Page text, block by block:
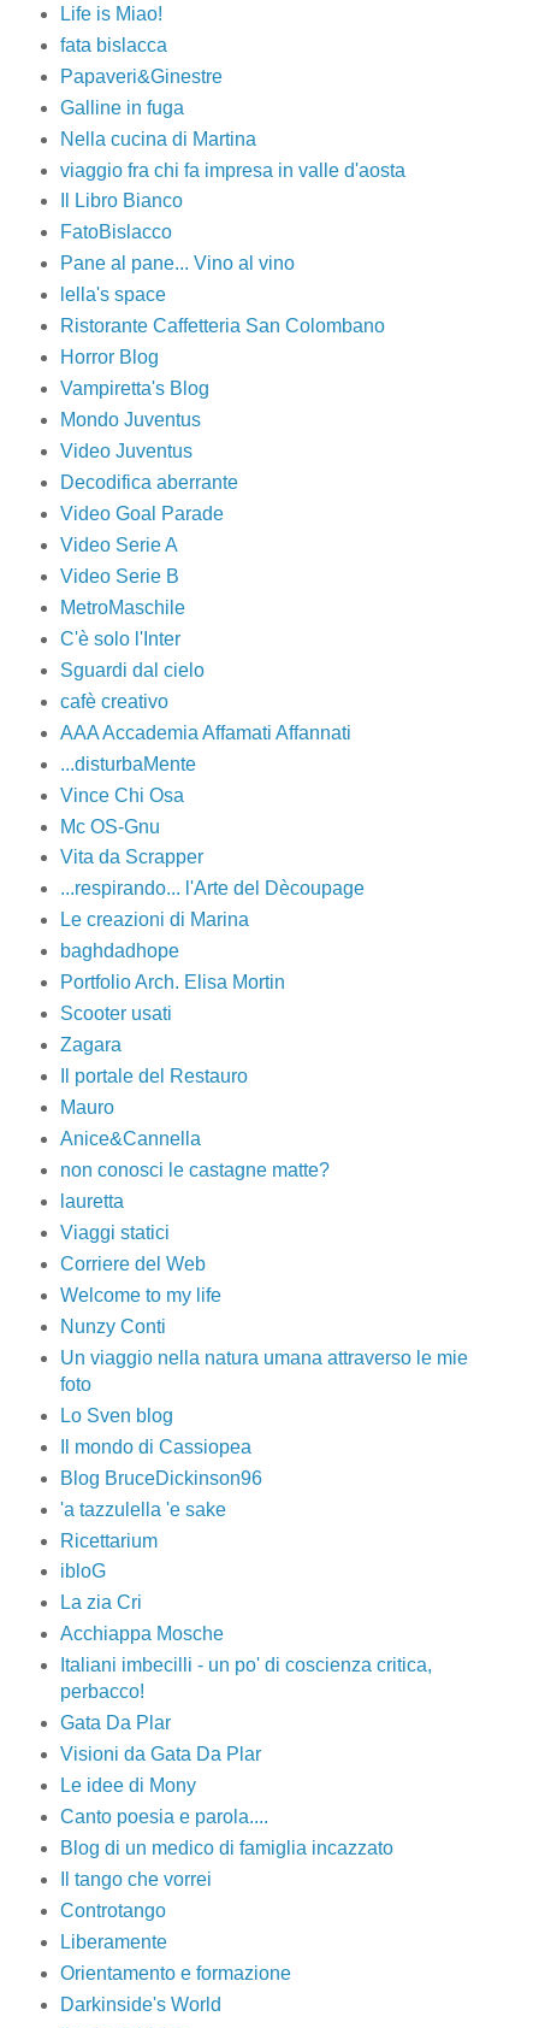
Life is Miao!
fata bislacca
Papaveri&Ginestre
Galline in fuga
Nella cucina di Martina
viaggio fra chi fa impresa in valle d'aosta
Il Libro Bianco
FatoBislacco
Pane al pane... Vino al vino
lella's space
Ristorante Caffetteria San Colombano
Horror Blog
Vampiretta's Blog
Mondo Juventus
Video Juventus
Decodifica aberrante
Video Goal Parade
Video Serie A
Video Serie B
MetroMaschile
C'è solo l'Inter
Sguardi dal cielo
cafè creativo
AAA Accademia Affamati Affannati
...disturbaMente
Vince Chi Osa
Mc OS-Gnu
Vita da Scrapper
...respirando... l'Arte del Dècoupage
Le creazioni di Marina
baghdadhope
Portfolio Arch. Elisa Mortin
Scooter usati
Zagara
Il portale del Restauro
Mauro
Anice&Cannella
non conosci le castagne matte?
lauretta
Viaggi statici
Corriere del Web
Welcome to my life
Nunzy Conti
Un viaggio nella natura umana attraverso le mie
foto
Lo Sven blog
Il mondo di Cassiopea
Blog BruceDickinson96
'a tazzulella 'e sake
Ricettarium
ibloG
La zia Cri
Acchiappa Mosche
Italiani imbecilli - un po' di coscienza critica,
perbacco!
Gata Da Plar
Visioni da Gata Da Plar
Le idee di Mony
Canto poesia e parola....
Blog di un medico di famiglia incazzato
Il tango che vorrei
Controtango
Liberamente
Orientamento e formazione
Darkinside's World